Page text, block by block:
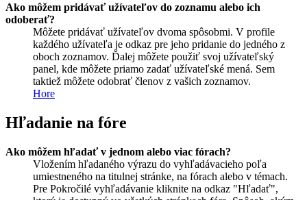
Ako môžem pridávať užívateľov do zoznamu alebo ich
odoberať?
Môžete pridávať užívateľov dvoma spôsobmi. V profile
každého užívateľa je odkaz pre jeho pridanie do jedného z
oboch zoznamov. Ďalej môžete použiť svoj užívateľský
panel, kde môžete priamo zadať užívateľské mená. Sem
taktiež môžete odobrať členov z vašich zoznamov.
Hore
Hľadanie na fóre
Ako môžem hľadať v jednom alebo viac fórach?
Vložením hľadaného výrazu do vyhľadávacieho poľa
umiestneného na titulnej stránke, na fórach alebo v témach.
Pre Pokročilé vyhľadávanie kliknite na odkaz "Hľadať",